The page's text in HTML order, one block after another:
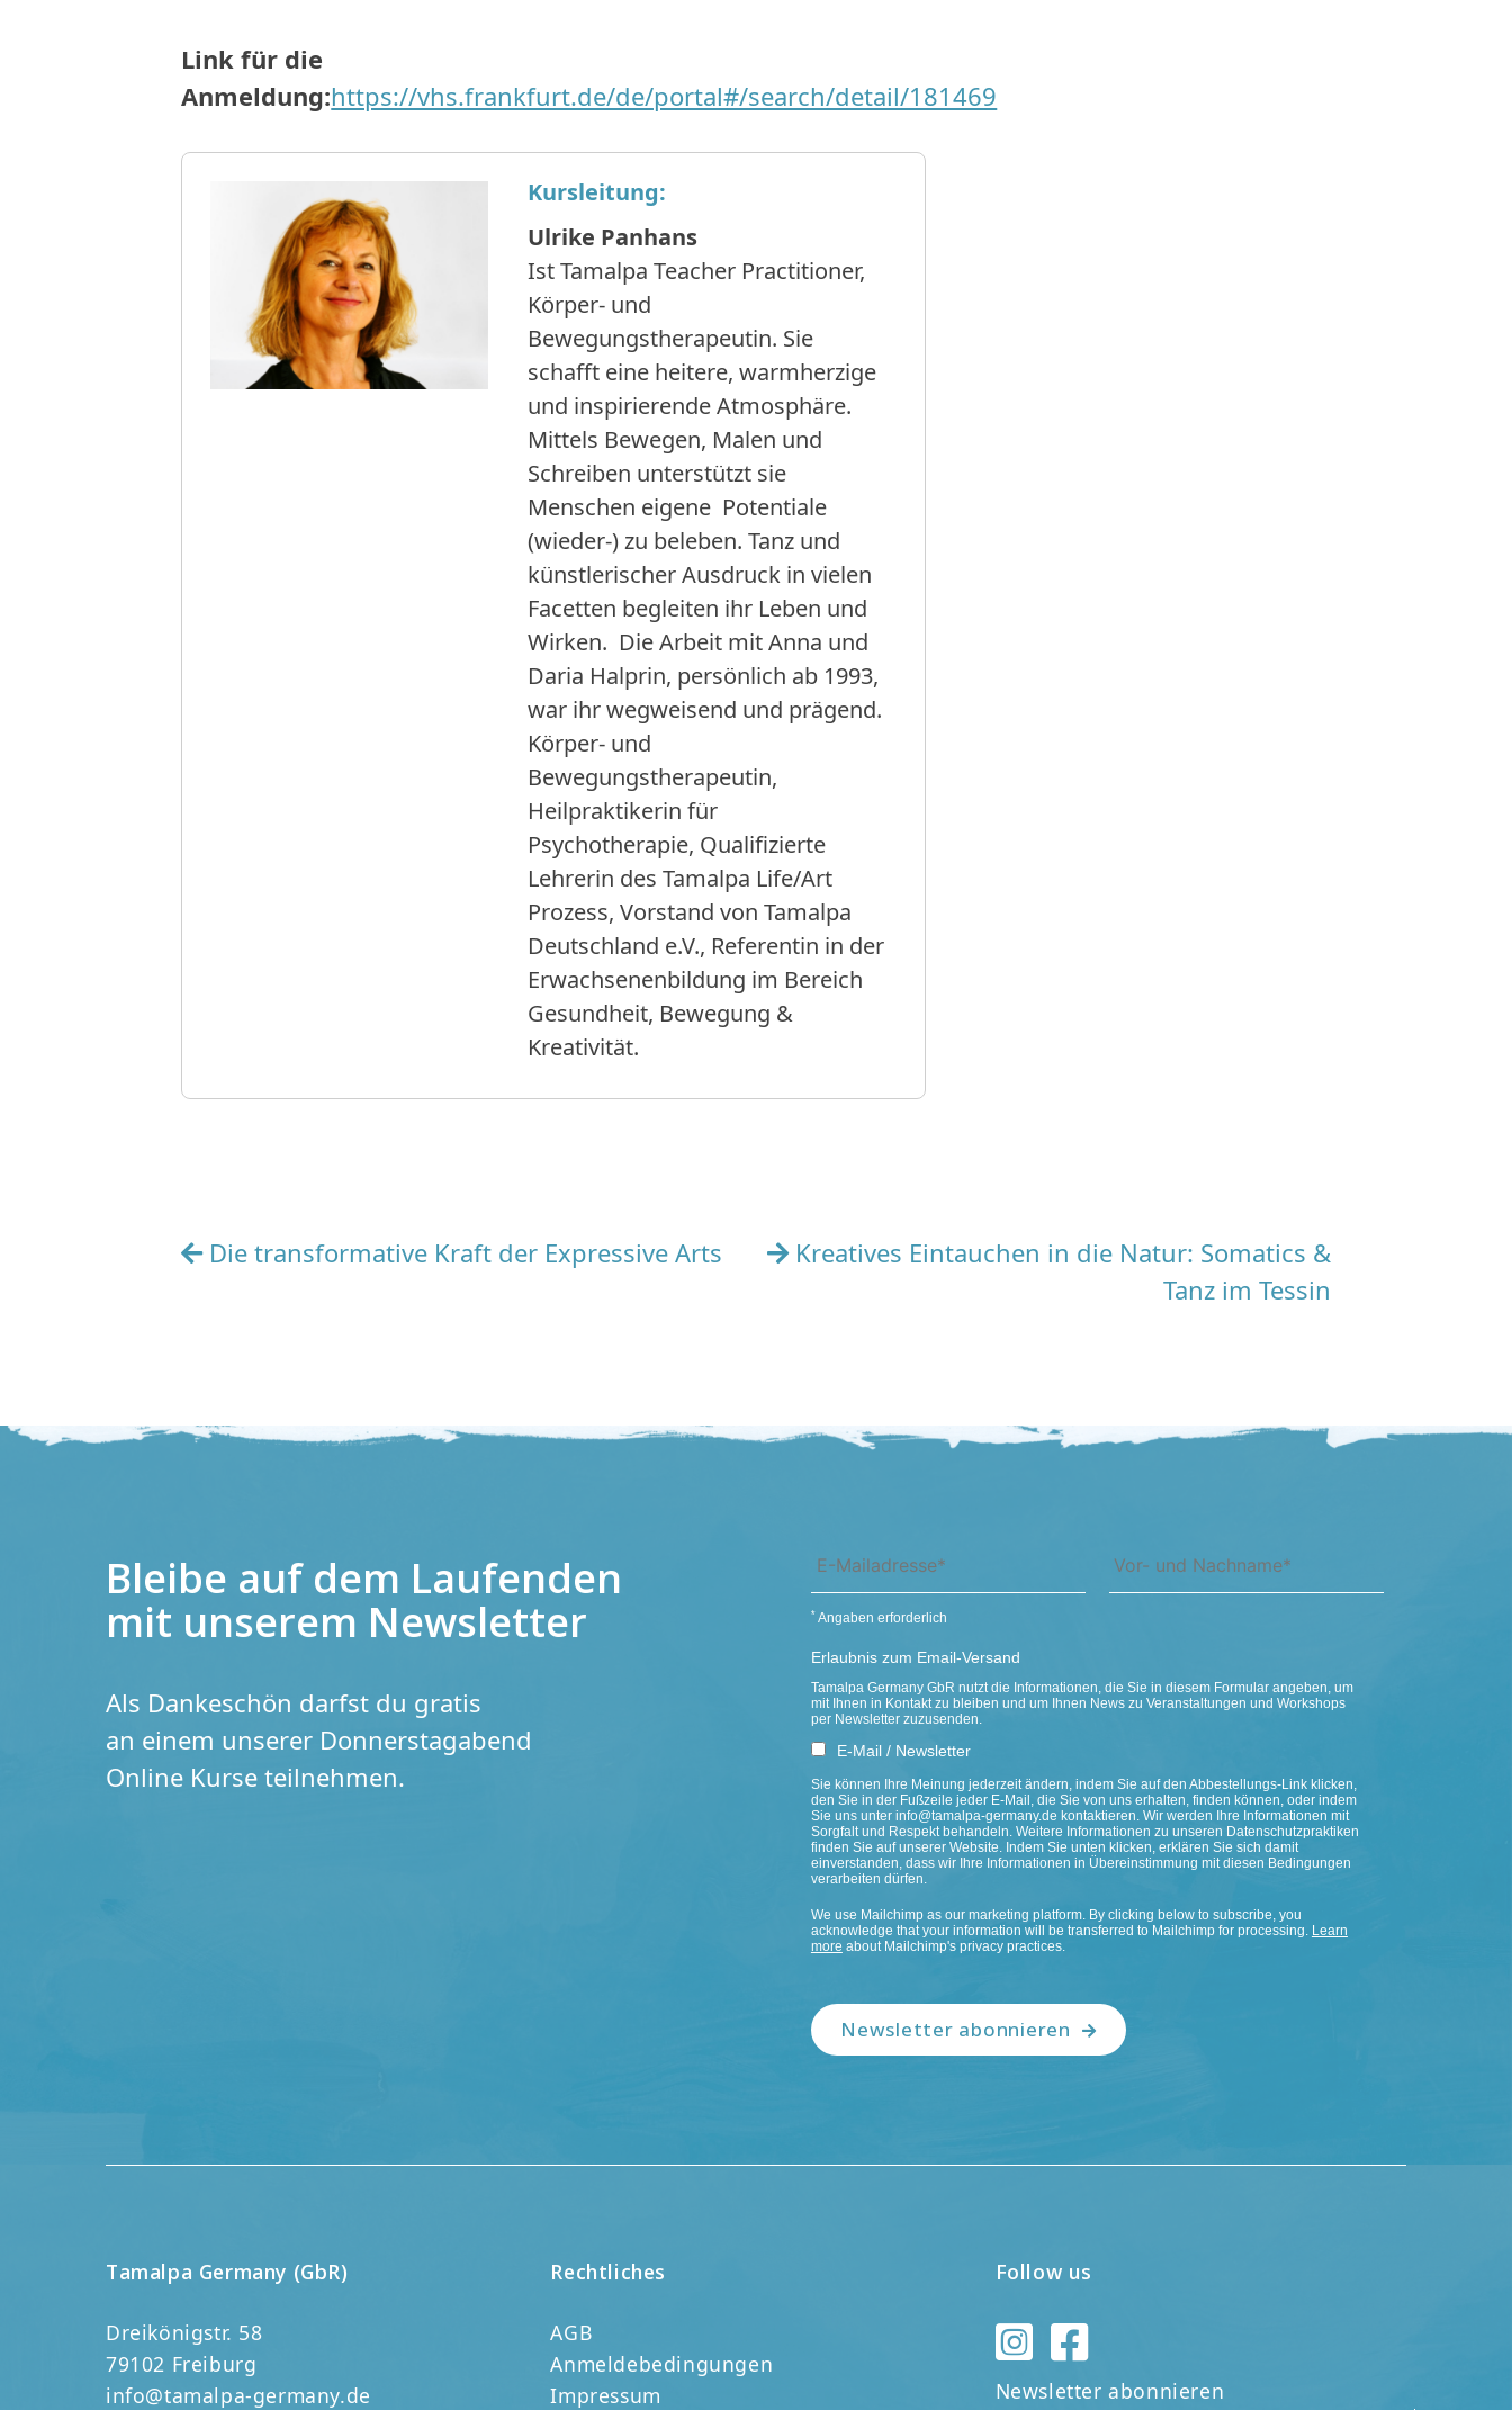
Link für die
Anmeldung:https://vhs.frankfurt.de/de/portal#/search/detail/181469
Kursleitung:
Ulrike Panhans
Ist Tamalpa Teacher Practitioner,
Körper- und
Bewegungstherapeutin. Sie
schafft eine heitere, warmherzige
und inspirierende Atmosphäre.
Mittels Bewegen, Malen und
Schreiben unterstützt sie
Menschen eigene Potentiale
(wieder-) zu beleben. Tanz und
künstlerischer Ausdruck in vielen
Facetten begleiten ihr Leben und
Wirken. Die Arbeit mit Anna und
Daria Halprin, persönlich ab 1993,
war ihr wegweisend und prägend.
Körper- und
Bewegungstherapeutin,
Heilpraktikerin für
Psychotherapie, Qualifizierte
Lehrerin des Tamalpa Life/Art
Prozess, Vorstand von Tamalpa
Deutschland e.V., Referentin in der
Erwachsenenbildung im Bereich
Gesundheit, Bewegung &
Kreativität.
Beitragsnavigation
Die transformative Kraft der Expressive Arts
Kreatives Eintauchen in die Natur: Somatics &
Tanz im Tessin
Bleibe auf dem Laufenden
mit unserem Newsletter
Als Dankeschön darfst du gratis
an einem unserer Donnerstagabend
Online Kurse teilnehmen.
* Angaben erforderlich
Erlaubnis zum Email-Versand
Tamalpa Germany GbR nutzt die Informationen, die Sie in diesem Formular angeben, um
mit Ihnen in Kontakt zu bleiben und um Ihnen News zu Veranstaltungen und Workshops
per Newsletter zuzusenden.
E-Mail / Newsletter
Sie können Ihre Meinung jederzeit ändern, indem Sie auf den Abbestellungs-Link klicken,
den Sie in der Fußzeile jeder E-Mail, die Sie von uns erhalten, finden können, oder indem
Sie uns unter info@tamalpa-germany.de kontaktieren. Wir werden Ihre Informationen mit
Sorgfalt und Respekt behandeln. Weitere Informationen zu unseren Datenschutzpraktiken
finden Sie auf unserer Website. Indem Sie unten klicken, erklären Sie sich damit
einverstanden, dass wir Ihre Informationen in Übereinstimmung mit diesen Bedingungen
verarbeiten dürfen.
We use Mailchimp as our marketing platform. By clicking below to subscribe, you
acknowledge that your information will be transferred to Mailchimp for processing. Learn
more about Mailchimp's privacy practices.
Newsletter abonnieren
Tamalpa Germany (GbR)
Dreikönigstr. 58
79102 Freiburg
info@tamalpa-germany.de
Rechtliches
AGB
Anmeldebedingungen
Impressum
Follow us
Newsletter abonnieren